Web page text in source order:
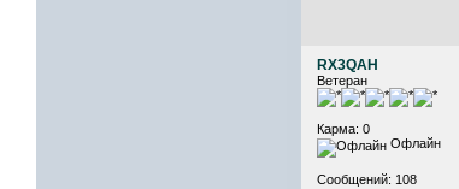
RX3QAH
Ветеран
Карма: 0
Офлайн
Сообщений: 108